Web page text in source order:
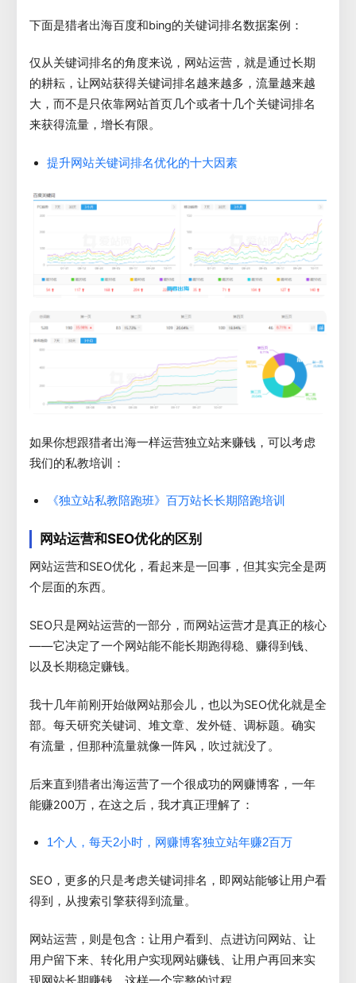
下面是猎者出海百度和bing的关键词排名数据案例：
仅从关键词排名的角度来说，网站运营，就是通过长期
的耕耘，让网站获得关键词排名越来越多，流量越来越
大，而不是只依靠网站首页几个或者十几个关键词排名
来获得流量，增长有限。
提升网站关键词排名优化的十大因素
如果你想跟猎者出海一样运营独立站来赚钱，可以考虑
我们的私教培训：
《独立站私教陪跑班》百万站长长期陪跑培训
网站运营和SEO优化的区别
网站运营和SEO优化，看起来是一回事，但其实完全是两
个层面的东西。
SEO只是网站运营的一部分，而网站运营才是真正的核心
——它决定了一个网站能不能长期跑得稳、赚得到钱、
以及长期稳定赚钱。
我十几年前刚开始做网站那会儿，也以为SEO优化就是全
部。每天研究关键词、堆文章、发外链、调标题。确实
有流量，但那种流量就像一阵风，吹过就没了。
后来直到猎者出海运营了一个很成功的网赚博客，一年
能赚200万，在这之后，我才真正理解了：
1个人，每天2小时，网赚博客独立站年赚2百万
SEO，更多的只是考虑关键词排名，即网站能够让用户看
得到，从搜索引擎获得到流量。
网站运营，则是包含：让用户看到、点进访问网站、让
用户留下来、转化用户实现网站赚钱、让用户再回来实